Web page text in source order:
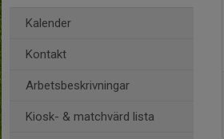
Kalender
Kontakt
Arbetsbeskrivningar
Kiosk- & matchvärd lista